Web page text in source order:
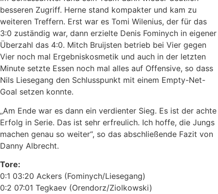
besseren Zugriff. Herne stand kompakter und kam zu
weiteren Treffern. Erst war es Tomi Wilenius, der für das
3:0 zuständig war, dann erzielte Denis Fominych in eigener
Überzahl das 4:0. Mitch Bruijsten betrieb bei Vier gegen
Vier noch mal Ergebniskosmetik und auch in der letzten
Minute setzte Essen noch mal alles auf Offensive, so dass
Nils Liesegang den Schlusspunkt mit einem Empty-Net-
Goal setzen konnte.
„Am Ende war es dann ein verdienter Sieg. Es ist der achte
Erfolg in Serie. Das ist sehr erfreulich. Ich hoffe, die Jungs
machen genau so weiter“, so das abschließende Fazit von
Danny Albrecht.
Tore:
0:1 03:20 Ackers (Fominych/Liesegang)
0:2 07:01 Tegkaev (Orendorz/Ziolkowski)